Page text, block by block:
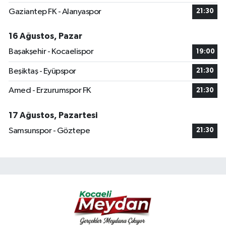
Gaziantep FK - Alanyaspor 21:30
16 Ağustos, Pazar
Başakşehir - Kocaelispor
19:00
Beşiktaş - Eyüpspor 21:30
Amed - Erzurumspor FK 21:30
17 Ağustos, Pazartesi
Samsunspor - Göztepe
21:30